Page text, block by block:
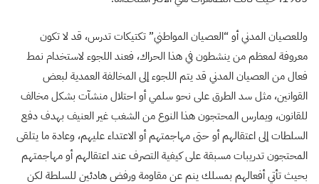
وللعصيان المدني أو “العصيان المواطني” تكتيكات تدرس، قد لا تكون
معروفة لمعظم من ينشطون في هذا الحراك، فعند اللجوء لاستخدام نمط
فعال من العصيان المدني قد يتم اللجوء إلى المخالفة العمدية لبعض
القوانين، مثل سد الطرق على نحو سلمي أو احتلال منشآت بشكل مخالف
للقانون، ويمارس المحتجون هذا النوع من الشغب غير العنيف بهدف دفع
السلطات إلى اعتقالهم أو حتى مهاجمتهم أو الاعتداء عليهم، وعادة ما يتلقى
المحتجون تدريبات مسبقة على كيفية التصرف عند اعتقالهم أو مهاجمتهم
بحيث تأتي أفعالهم بمسلك ينم عن مقاومة ورفض هادئين للسلطة لكن